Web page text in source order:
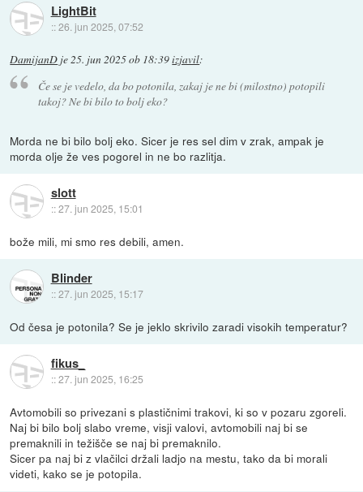
LightBit
::26. jun 2025, 07:52
DamijanD je 25. jun 2025 ob 18:39izjavil:
Če se je vedelo, da bo potonila, zakaj je ne bi (milostno) potopili
takoj? Ne bi bilo to bolj eko?
Morda ne bi bilo bolj eko. Sicer je res sel dim v zrak, ampak je
morda olje že ves pogorel in ne bo razlitja.
slott
::27. jun 2025, 15:01
bože mili, mi smo res debili, amen.
Blinder
::27. jun 2025, 15:17
Od česa je potonila? Se je jeklo skrivilo zaradi visokih temperatur?
fikus_
::27. jun 2025, 16:25
Avtomobili so privezani s plastičnimi trakovi, ki so v pozaru zgoreli.
Naj bi bilo bolj slabo vreme, visji valovi, avtomobili naj bi se
premaknili in težišče se naj bi premaknilo.
Sicer pa naj bi z vlačilci držali ladjo na mestu, tako da bi morali
videti, kako se je potopila.